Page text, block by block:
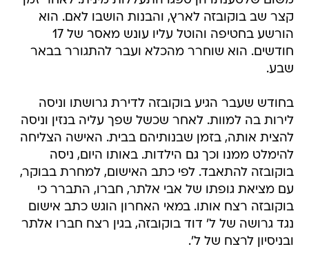
קצר שב בוקובזה לארץ, והבנות הושבו לאם. הוא
הורשע בחטיפה והוטל עליו עונש מאסר של 17
חודשים. הוא שוחרר מהכלא ועבר להתגורר בבאר
שבע.
בחודש שעבר הגיע בוקובזה לדירת גרושתו וניסה
לירות בה למוות. לאחר שכשל שפך עליה בנזין וניסה
להצית אותה, בזמן שבנותיהם בבית. האישה הצליחה
להימלט ממנו וכך גם הילדות. באותו היום, ניסה
בוקובזה להתאבד. לפי כתב האישום, למחרת בבוקר,
עם מציאת גופתו של אבי אלתר, חברו, התברר כי
בוקובזה רצח אותו. במאי האחרון הוגש כתב אישום
נגד גרושה של ל' דוד בוקובזה, בגין רצח חברו אלתר
ובניסיון לרצח של ל'.